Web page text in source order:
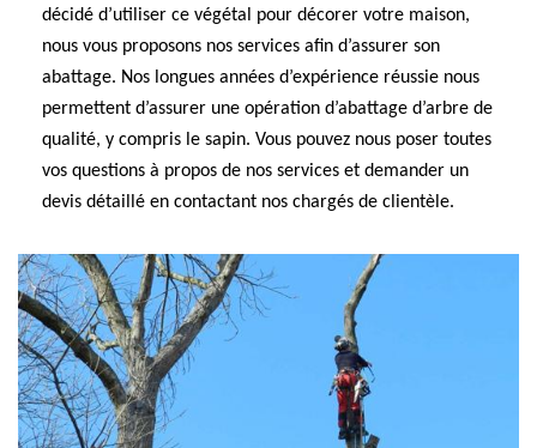
décidé d’utiliser ce végétal pour décorer votre maison,
nous vous proposons nos services afin d’assurer son
abattage. Nos longues années d’expérience réussie nous
permettent d’assurer une opération d’abattage d’arbre de
qualité, y compris le sapin. Vous pouvez nous poser toutes
vos questions à propos de nos services et demander un
devis détaillé en contactant nos chargés de clientèle.